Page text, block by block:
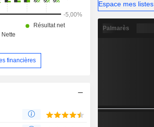
de la protection
financières
Espace mes listes
Palmarès